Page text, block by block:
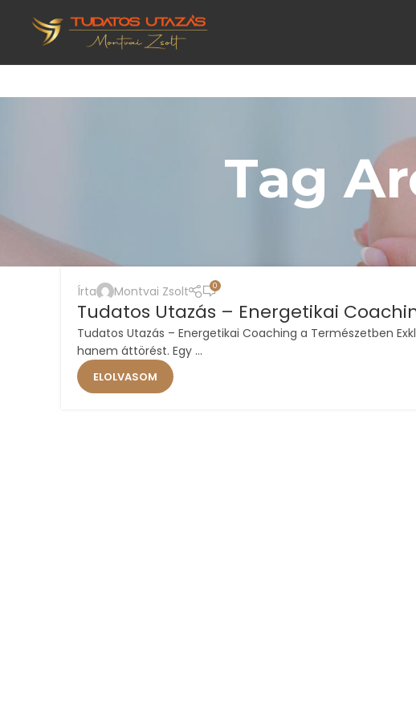
Tag
Írta Montvai Zsolt 0
Tudatos Utazás – Energetikai
Tudatos Utazás – Energetikai Coaching a Természetben
hanem áttörést. Egy ...
ELOLVASOM